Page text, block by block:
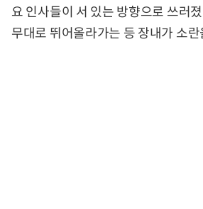
요 인사들이 서 있는 방향으로 쓰러
무대로 뛰어올라가는 등 장내가 소란